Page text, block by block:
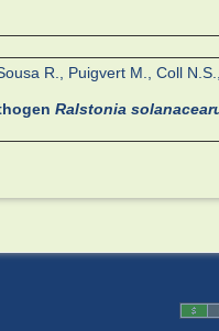
R., Puigvert M., Coll
Ralstonia